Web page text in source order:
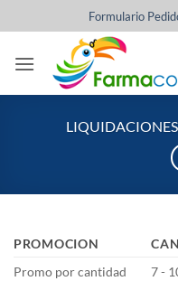
al
contenido
Formulario
LIQUIDACIONES
PROMOCION
Promo por cantidad
7 -